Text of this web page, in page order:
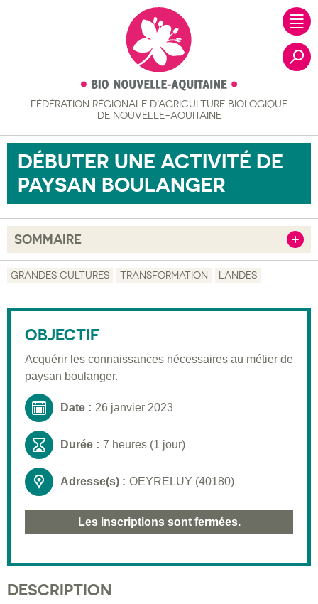
FÉDÉRATION RÉGIONALE D’AGRICULTURE BIOLOGIQUE
DE NOUVELLE-AQUITAINE
DÉBUTER UNE ACTIVITÉ DE
PAYSAN BOULANGER
SOMMAIRE
Pré-requis
Validation
Moyens pédagogiques
Informations pratiques
GRANDES CULTURES TRANSFORMATION LANDES
OBJECTIF
Acquérir les connaissances nécessaires au métier de
paysan boulanger.
Date : 26 janvier 2023
Durée : 7 heures (1 jour)
Adresse(s) : OEYRELUY (40180)
Les inscriptions sont fermées.
DESCRIPTION